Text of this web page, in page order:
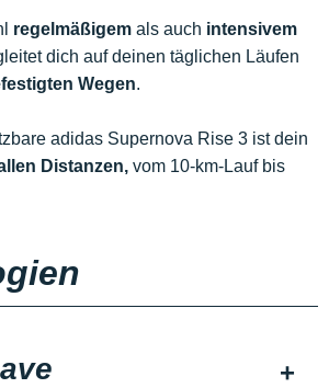
regelmäßigem als auch intensivem
dich auf deinen täglichen Läufen
Wegen.
adidas Supernova Rise 3 ist dein
Distanzen, vom 10-km-Lauf bis